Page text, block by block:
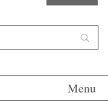
Menu